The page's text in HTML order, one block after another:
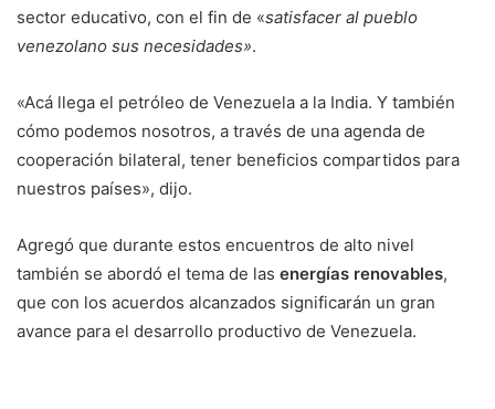
sector educativo, con el fin de «satisfacer al pueblo
venezolano sus necesidades».
«Acá llega el petróleo de Venezuela a la India. Y también
cómo podemos nosotros, a través de una agenda de
cooperación bilateral, tener beneficios compartidos para
nuestros países», dijo.
Agregó que durante estos encuentros de alto nivel
también se abordó el tema de las energías renovables,
que con los acuerdos alcanzados significarán un gran
avance para el desarrollo productivo de Venezuela.